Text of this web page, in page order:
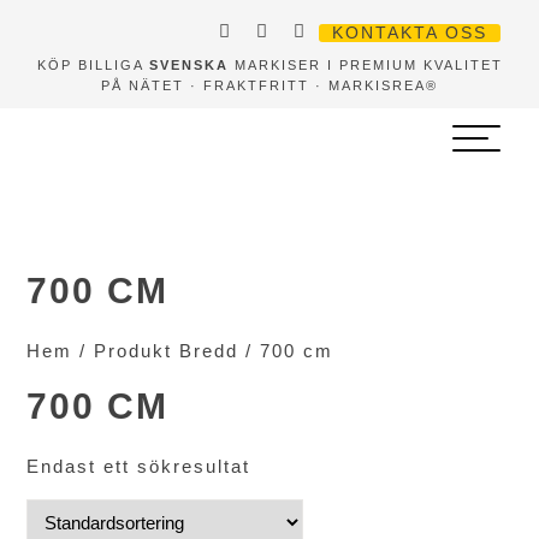
KÖP BILLIGA SVENSKA
MARKISER I PREMIUM KVALITET
PÅ NÄTET · FRAKTFRITT · MARKISREA®
KONTAKTA OSS
700 CM
Hem / Produkt Bredd / 700 cm
700 CM
Endast ett sökresultat